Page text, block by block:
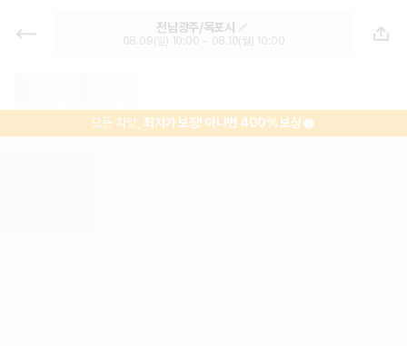
목포역 렌트카 추천 | 최저가 한눈에
비교 렌터카 카모아
전남광주/목포시
08.09(일) 10:00 ~ 08.10(월) 10:00
모든 차량,최저가 보장! 아니면 400% 보상